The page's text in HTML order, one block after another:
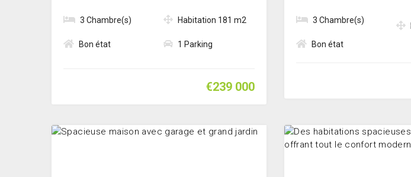
3 Chambre(s)
Bon état
Habitation 181 m2
1 Parking
€239 000
3 Chambre(s)
Bon état